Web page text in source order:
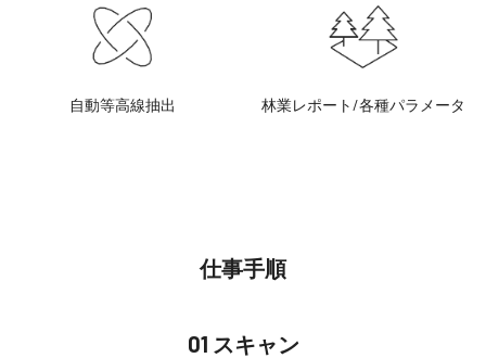
自動等高線抽出 林業レポート/各種パラメータ
仕事手順
01 スキャン